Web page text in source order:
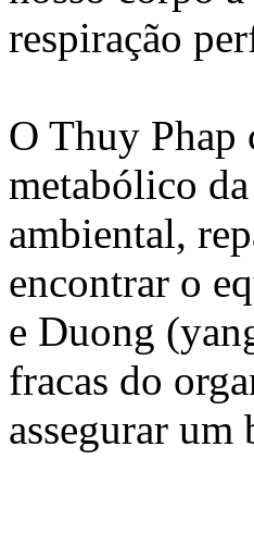
respiração
O Thuy Phap
metabólico
ambiental,
encontrar o
e Duong
fracas do
assegurar um